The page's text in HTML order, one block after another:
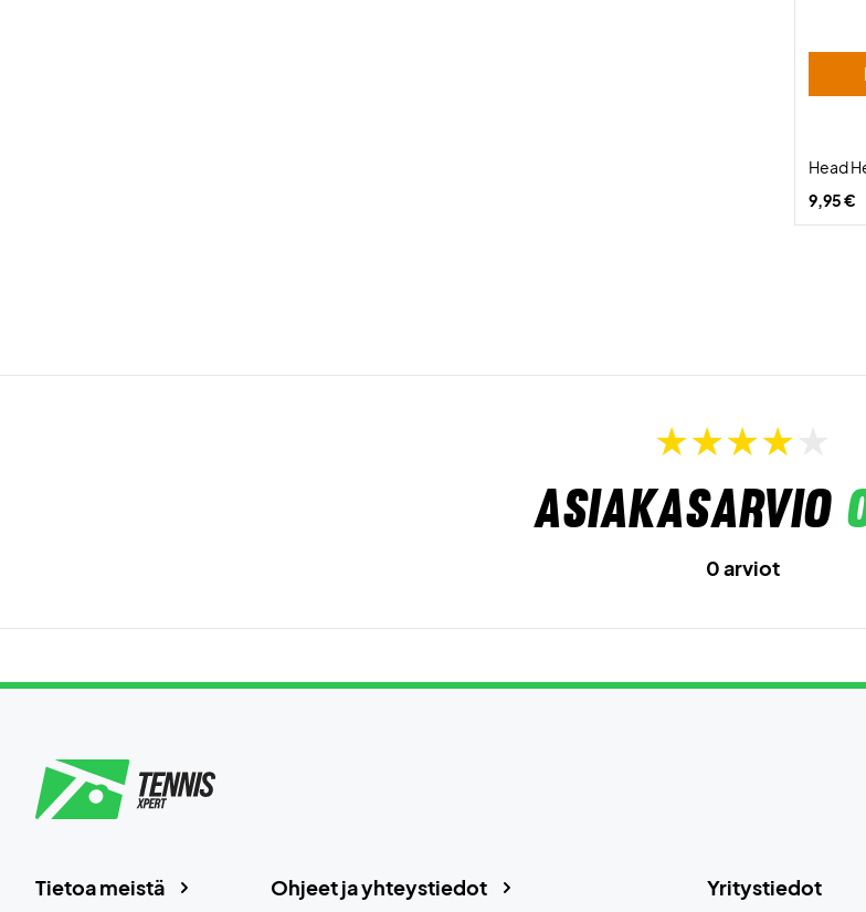
Head
9,95 €
Asiakasarvio
0 arviot
Yritystiedot
Ohjeet ja yhteystiedot
Tietoa meistä